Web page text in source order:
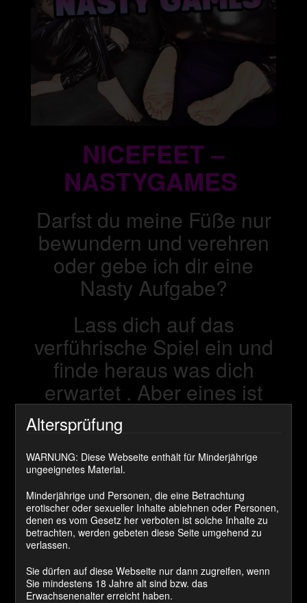
NICEFEET –
NASTYGAMES
Darfst du meine Füße nur
bewundern und verehren
oder gebe ich dir eine
Nasty Aufgabe?
Lass dich auf das
verführische Spiel ein und
finde heraus was dich
erwartet . Aber eines ist
sicher im Fokus steht
immer deine größte
Sehnsucht.
Die zierlichen Füße deiner
Herrin!!!
*Mit jedem Kauf erwirbst du ein kleines Video 😉 Mal mit
NICEFEET – NASTYGAMES 7
Altersprüfung
WARNUNG: Diese Webseite enthält für Minderjährige
ungeeignetes Material.
Minderjährige und Personen, die eine Betrachtung
erotischer oder sexueller Inhalte ablehnen oder Personen,
denen es vom Gesetz her verboten ist solche Inhalte zu
betrachten, werden gebeten diese Seite umgehend zu
verlassen.
Sie dürfen auf diese Webseite nur dann zugreifen, wenn
Sie mindestens 18 Jahre alt sind bzw. das
Erwachsenenalter erreicht haben.